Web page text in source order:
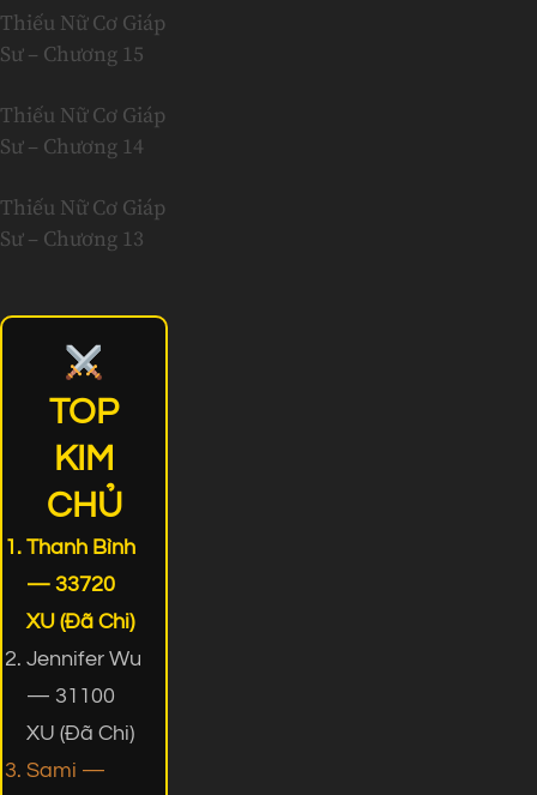
Thiếu Nữ Cơ Giáp
Sư – Chương 15
Thiếu Nữ Cơ Giáp
Sư – Chương 14
Thiếu Nữ Cơ Giáp
Sư – Chương 13
TOP
KIM
CHỦ
Thanh Bình
— 33720
XU (Đã Chi)
Jennifer Wu
— 31100
XU (Đã Chi)
Sami —